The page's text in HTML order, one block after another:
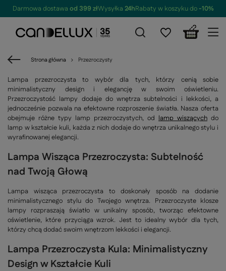
Darmowa dostawa od 399 złWysyłka 24hRabaty w koszyku do-10%
Strona główna Przezroczysty
Lampa przezroczysta to wybór dla tych, którzy cenią sobie
minimalistyczny design i elegancję w swoim oświetleniu.
Przezroczystość lampy dodaje do wnętrza subtelności i lekkości, a
jednocześnie pozwala na efektowne rozproszenie światła. Nasza oferta
obejmuje różne typy lamp przezroczystych, od lamp wiszących do
lamp w kształcie kuli, każda z nich dodaje do wnętrza unikalnego stylu i
wyrafinowanej elegancji.
Lampa Wisząca Przezroczysta: Subtelność
nad Twoją Głową
Lampa wisząca przezroczysta to doskonały sposób na dodanie
minimalistycznego stylu do Twojego wnętrza. Przezroczyste klosze
lampy rozpraszają światło w unikalny sposób, tworząc efektowne
oświetlenie, które przyciąga wzrok. Jest to idealny wybór dla tych,
którzy chcą dodać swoim wnętrzom lekkości i elegancji.
Lampa Przezroczysta Kula: Minimalistyczny
Design w Kształcie Kuli